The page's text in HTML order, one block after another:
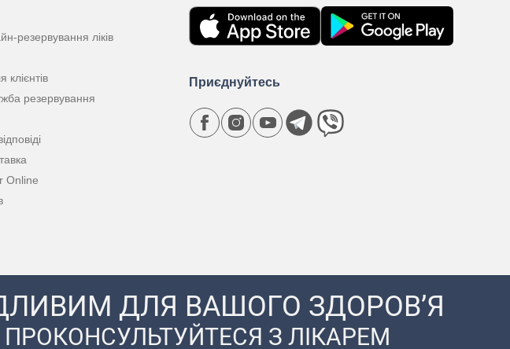
резервування ліків
резервування
Online
Приєднуйтесь
ДЛЯ ВАШОГО ЗДОРОВ’Я
З ЛІКАРЕМ